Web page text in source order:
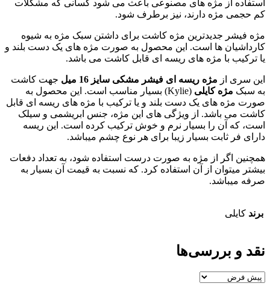
استفاده از مژه های مصنوعی باعث می شود کسانی که مشکلات
کم حجمی مژه دارند، نیز برطرف شود.
مژه فیشر جدیدترین مژه کاشت برای داشتن سبک مژه به شیوه
کارداشیان ها است. این محصول به صورت مژه های یک دست بلند و
یا ترکیب با مژه های ریسه ای قابل کاشت می باشد.
این سری از مژه ریسه ای فیشر مشکی سایز 16 میل
جهت کاشت
به سبک مژه کایلی
(Kylie) بسیار مناسب است. این محصول به
صورت مژه های یک دست بلند و یا ترکیب با مژه های ریسه ای قابل
کاشت می باشد. از ویژگی های این مژه، جنس ابریشمی و سیلک
است، که آن را بسیار نرم و خوش ترکیب کرده است. این ریسه
دارای فر ثابت بسیار زیبا برای هر نوع چشم میباشد.
همچنین اگر از مژه به صورت درست استفاده شود، به تعداد دفعات
بیشتر میتوان از آن استفاده کرد. که نسبت به قیمت آن بسیار به
صرفه میباشد.
برند کایلی
نقد و بررسی‌ها